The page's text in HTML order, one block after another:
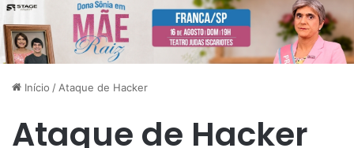
Início / Ataque de Hacker
Ataque de Hacker